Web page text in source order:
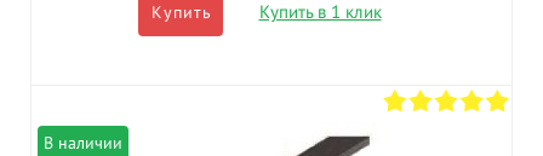
Купить Купить в 1 клик
В наличии